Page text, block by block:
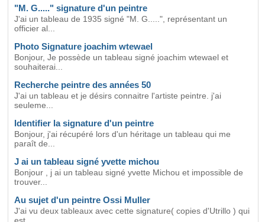
"M. G....." signature d'un peintre
J'ai un tableau de 1935 signé "M. G.....", représentant un
officier al...
Photo Signature joachim wtewael
Bonjour, Je possède un tableau signé joachim wtewael et
souhaiterai...
Recherche peintre des années 50
J'ai un tableau et je désirs connaitre l'artiste peintre. j'ai
seuleme...
Identifier la signature d'un peintre
Bonjour, j'ai récupéré lors d'un héritage un tableau qui me
paraît de...
J ai un tableau signé yvette michou
Bonjour , j ai un tableau signé yvette Michou et impossible de
trouver...
Au sujet d'un peintre Ossi Muller
J'ai vu deux tableaux avec cette signature( copies d'Utrillo ) qui